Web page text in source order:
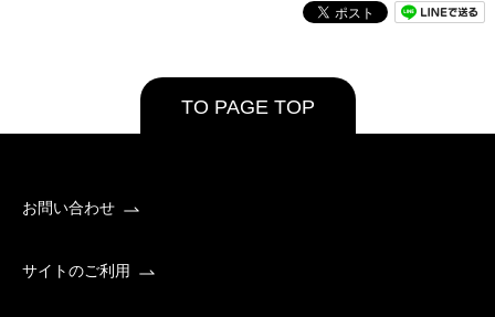
TO PAGE TOP
お問い合わせ
サイトのご利用